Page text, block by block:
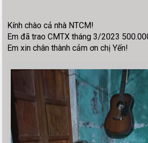
Kính chào cả nhà NTCM!
Em đã trao CMTX tháng 3/2023
Em xin chân thành cảm ơn chị Yến!